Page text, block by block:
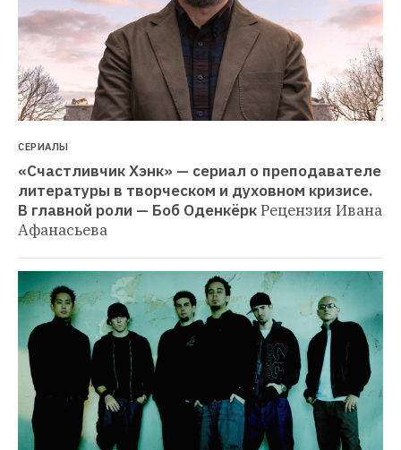
СЕРИАЛЫ
«Счастливчик Хэнк» — сериал о преподавателе
литературы в творческом и духовном кризисе.
В главной роли — Боб ОденкёркРецензия Ивана
Афанасьева